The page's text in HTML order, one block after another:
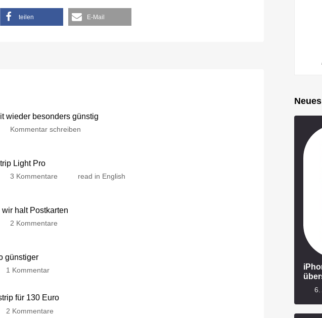
teilen E-Mail
wieder besonders günstig
Kommentar schreiben
Light Pro
3 Kommentare read in English
halt Postkarten
2 Kommentare
günstiger
1 Kommentar
für 130 Euro
2 Kommentare
6.